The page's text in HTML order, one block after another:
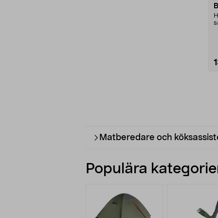
Matberedare och
Populära